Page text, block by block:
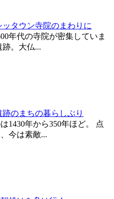
タウン寺院のまわりに
年代の寺院が密集していま
。大仏...
のまちの暮らしぶり
1430年から350年ほど。 点
今は素敵...